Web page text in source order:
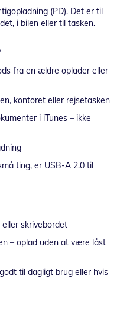
(PD). Det er til
i bilen eller til tasken.
fra en ældre oplader eller
kontoret eller rejsetasken
i iTunes – ikke
ting, er USB-A 2.0 til
skrivebordet
– oplad uden at være låst
til dagligt brug eller hvis